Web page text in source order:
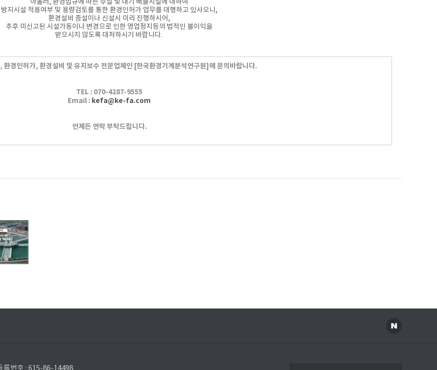
아울러, 환경법규에 따른 수질 및 대기 배출시설에 대하여
방지시설 적용여부 및 용량검토를 통한 환경인허가 업무를 대행하고 있사오니,
환경설비 증설이나 신설시 미리 진행하시어,
추후 미신고된 시설가동이나 변경으로 인한 영업정지등의 법적인 불이익을
받으시지 않도록 대처하시기 바랍니다.
환경인허가, 환경설비 및 유지보수 전문업체인 [한국환경기계분석연구원]에 문의바랍니다.
TEL : 070-4287-9555
Email : kefa@ke-fa.com
언제든 연락 부탁드립니다.
록번호 : 615-86-14498